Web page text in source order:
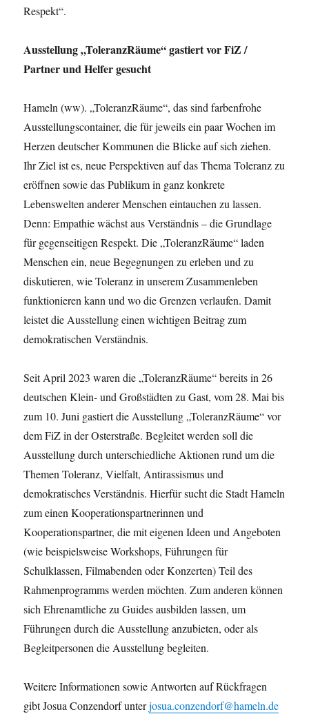
Respekt“.
Ausstellung „ToleranzRäume“ gastiert vor FiZ /
Partner und Helfer gesucht
Hameln (ww). „ToleranzRäume“, das sind farbenfrohe
Ausstellungscontainer, die für jeweils ein paar Wochen im
Herzen deutscher Kommunen die Blicke auf sich ziehen.
Ihr Ziel ist es, neue Perspektiven auf das Thema Toleranz zu
eröffnen sowie das Publikum in ganz konkrete
Lebenswelten anderer Menschen eintauchen zu lassen.
Denn: Empathie wächst aus Verständnis – die Grundlage
für gegenseitigen Respekt. Die „ToleranzRäume“ laden
Menschen ein, neue Begegnungen zu erleben und zu
diskutieren, wie Toleranz in unserem Zusammenleben
funktionieren kann und wo die Grenzen verlaufen. Damit
leistet die Ausstellung einen wichtigen Beitrag zum
demokratischen Verständnis.
Seit April 2023 waren die „ToleranzRäume“ bereits in 26
deutschen Klein- und Großstädten zu Gast, vom 28. Mai bis
zum 10. Juni gastiert die Ausstellung „ToleranzRäume“ vor
dem FiZ in der Osterstraße. Begleitet werden soll die
Ausstellung durch unterschiedliche Aktionen rund um die
Themen Toleranz, Vielfalt, Antirassismus und
demokratisches Verständnis. Hierfür sucht die Stadt Hameln
zum einen Kooperationspartnerinnen und
Kooperationspartner, die mit eigenen Ideen und Angeboten
(wie beispielsweise Workshops, Führungen für
Schulklassen, Filmabenden oder Konzerten) Teil des
Rahmenprogramms werden möchten. Zum anderen können
sich Ehrenamtliche zu Guides ausbilden lassen, um
Führungen durch die Ausstellung anzubieten, oder als
Begleitpersonen die Ausstellung begleiten.
Weitere Informationen sowie Antworten auf Rückfragen
gibt Josua Conzendorf unterjosua.conzendorf@hameln.de